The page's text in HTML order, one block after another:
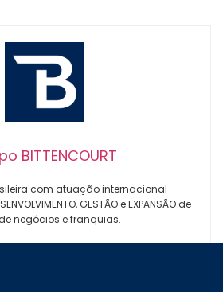
BITTENCOURT
com atuação internacional
GESTÃO e EXPANSÃO de
negócios e franquias.